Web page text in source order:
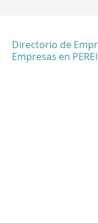
Directorio de
Empresas en